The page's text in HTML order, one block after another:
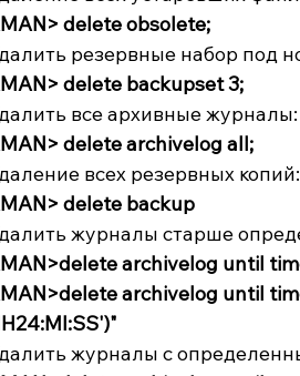
delete obsolete;
резервные набор под
delete backupset 3;
все архивные журналы:
delete archivelog all;
всех резервных копий:
delete backup
журналы старше
archivelog until
archivelog until
журналы с